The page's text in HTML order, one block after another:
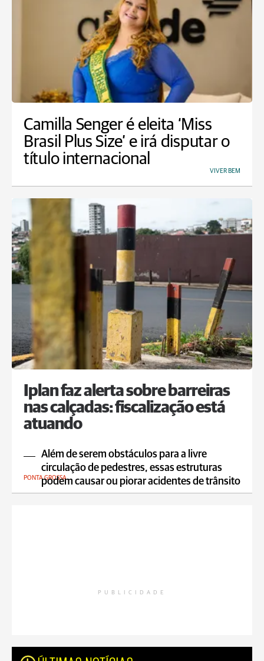
Camilla Senger é eleita ‘Miss
Brasil Plus Size’ e irá disputar o
título internacional
VIVER BEM
Iplan faz alerta sobre barreiras
nas calçadas: fiscalização está
atuando
Além de serem obstáculos para a livre
circulação de pedestres, essas estruturas
podem causar ou piorar acidentes de trânsito
PONTA GROSSA
PUBLICIDADE